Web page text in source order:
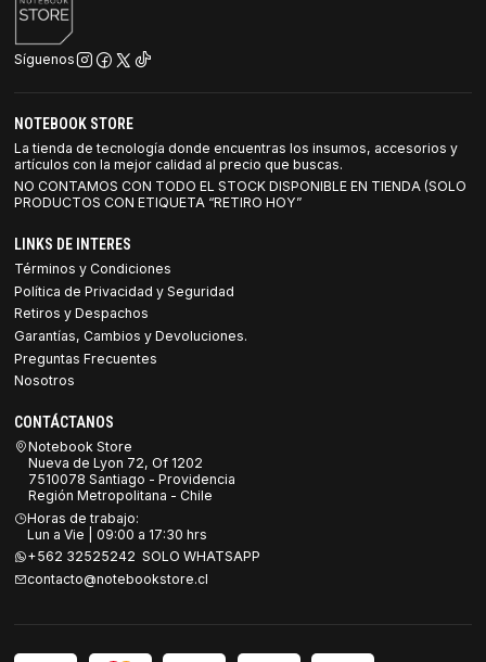
Síguenos
NOTEBOOK STORE
La tienda de tecnología donde encuentras los insumos, accesorios y
artículos con la mejor calidad al precio que buscas.
NO CONTAMOS CON TODO EL STOCK DISPONIBLE EN TIENDA (SOLO
PRODUCTOS CON ETIQUETA “RETIRO HOY”
LINKS DE INTERES
Términos y Condiciones
Política de Privacidad y Seguridad
Retiros y Despachos
Garantías, Cambios y Devoluciones.
Preguntas Frecuentes
Nosotros
CONTÁCTANOS
Notebook Store
Nueva de Lyon 72, Of 1202
7510078 Santiago - Providencia
Región Metropolitana - Chile
Horas de trabajo:
Lun a Vie | 09:00 a 17:30 hrs
+562 32525242 SOLO WHATSAPP
contacto@notebookstore.cl